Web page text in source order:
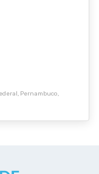
Pernambuco,